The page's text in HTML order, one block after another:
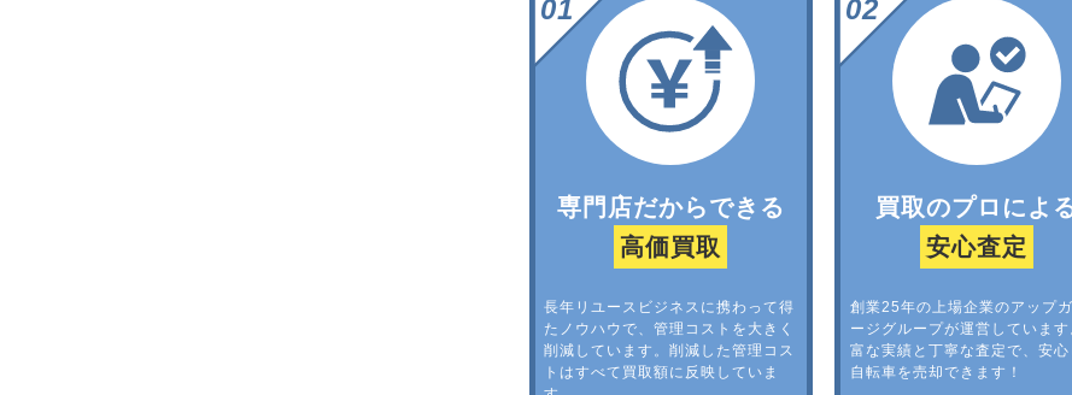
専門店だからできる
高価買取
長年リユースビジネスに携わって得
たノウハウで、管理コストを大きく
削減しています。削減した管理コス
トはすべて買取額に反映していま
買取のプロによ
安心査定
創業25年の上場企業のアップ
ージグループが運営しています
富な実績と丁寧な査定で、安心
自転車を売却できます！